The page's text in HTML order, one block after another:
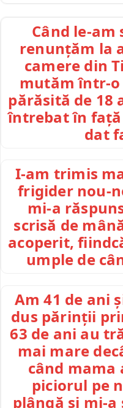
Când le-am
renunțăm la
camere din
mutăm într-o
părăsită de 18
întrebat în față
dat
I-am trimis
frigider nou-
mi-a
scrisă de
acoperit,
umple de
Am 41 de ani
dus părinții
63 de ani au
mai mare
când mama
piciorul pe
plângă și mi-a